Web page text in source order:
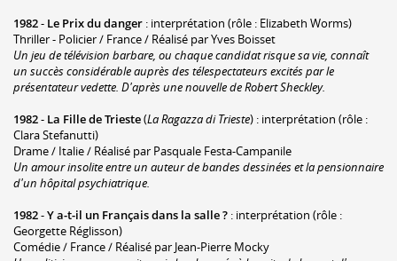
1982- Le Prix du danger : interprétation (rôle : Elizabeth Worms)
Thriller - Policier / France / Réalisé par Yves Boisset
Un jeu de télévision barbare, ou chaque candidat risque sa vie, connaît
un succès considérable auprès des télespectateurs excités par le
présentateur vedette. D'après une nouvelle de Robert Sheckley.
1982- La Fille de Trieste(La Ragazza di Trieste) : interprétation (rôle :
Clara Stefanutti)
Drame / Italie / Réalisé par Pasquale Festa-Campanile
Un amour insolite entre un auteur de bandes dessinées et la pensionnaire
d'un hôpital psychiatrique.
1982-Y a-t-il un Français dans la salle ? : interprétation (rôle :
Georgette Réglisson)
Comédie / France / Réalisé par Jean-Pierre Mocky